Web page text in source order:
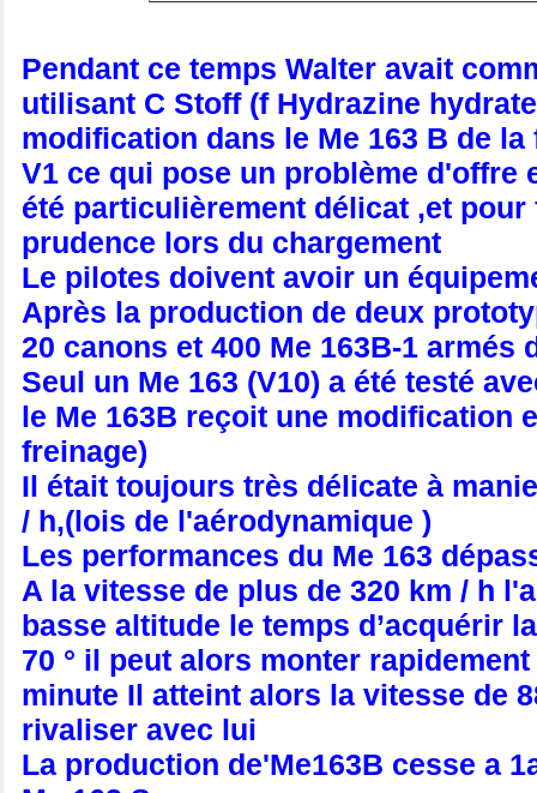
Pendant ce temps Walter avait
utilisant C Stoff (f Hydrazine
modification dans le Me 163 B de
V1 ce qui pose un problème d'offre
été particulièrement délicat ,et
prudence lors du chargement
Le pilotes doivent avoir un
Après la production de deux
20 canons et 400 Me 163B-1 armés
Seul un Me 163 (V10) a été testé
le Me 163B reçoit une modification
freinage)
Il était toujours très délicate à
/ h,(lois de l'aérodynamique )
Les performances du Me 163
A la vitesse de plus de 320 km / h
basse altitude le temps d’acquérir
70 ° il peut alors monter
minute Il atteint alors la vitesse de
rivaliser avec lui
La production de'Me163B cesse a